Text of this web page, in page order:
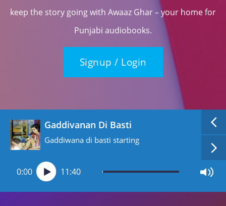
keep the story going with Awaaz Ghar – your home for
Punjabi audiobooks.
Signup / Login
Gaddivanan Di Basti
Gaddiwana di basti starting
0:00 11:40